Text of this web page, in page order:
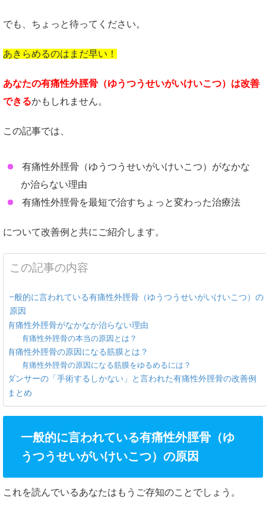
でも、ちょっと待ってください。
あきらめるのはまだ早い！
あなたの有痛性外脛骨（ゆうつうせいがいけいこつ）は改善
できるかもしれません。
この記事では、
有痛性外脛骨（ゆうつうせいがいけいこつ）がなかな
か治らない理由
有痛性外脛骨を最短で治すちょっと変わった治療法
について改善例と共にご紹介します。
この記事の内容
一般的に言われている有痛性外脛骨（ゆうつうせいがいけいこつ）の
原因
有痛性外脛骨がなかなか治らない理由
有痛性外脛骨の本当の原因とは？
有痛性外脛骨の原因になる筋膜とは？
有痛性外脛骨の原因になる筋膜をゆるめるには？
ダンサーの「手術するしかない」と言われた有痛性外脛骨の改善例
まとめ
一般的に言われている有痛性外脛骨（ゆ
うつうせいがいけいこつ）の原因
これを読んでいるあなたはもうご存知のことでしょう。